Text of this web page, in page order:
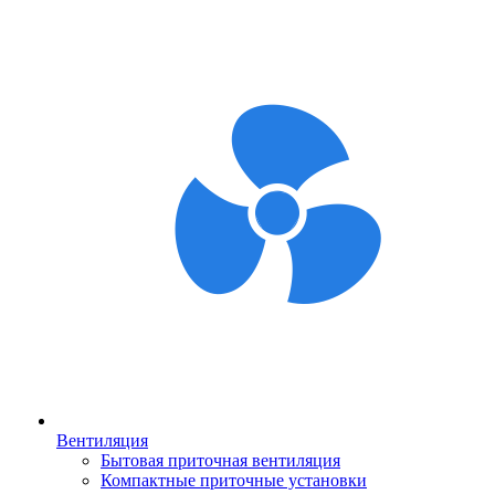
Вентиляция
Бытовая приточная вентиляция
Компактные приточные установки